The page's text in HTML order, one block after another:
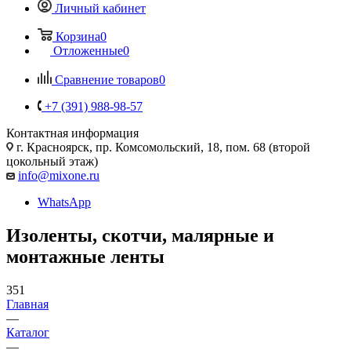
Личный кабинет
Корзина0
Отложенные0
Сравнение товаров0
+7 (391) 988-98-57
Контактная информация
г. Красноярск, пр. Комсомольский, 18, пом. 68 (второй
цокольный этаж)
info@mixone.ru
WhatsApp
Изоленты, скотчи, малярные и
монтажные ленты
351
Главная
—
Каталог
—